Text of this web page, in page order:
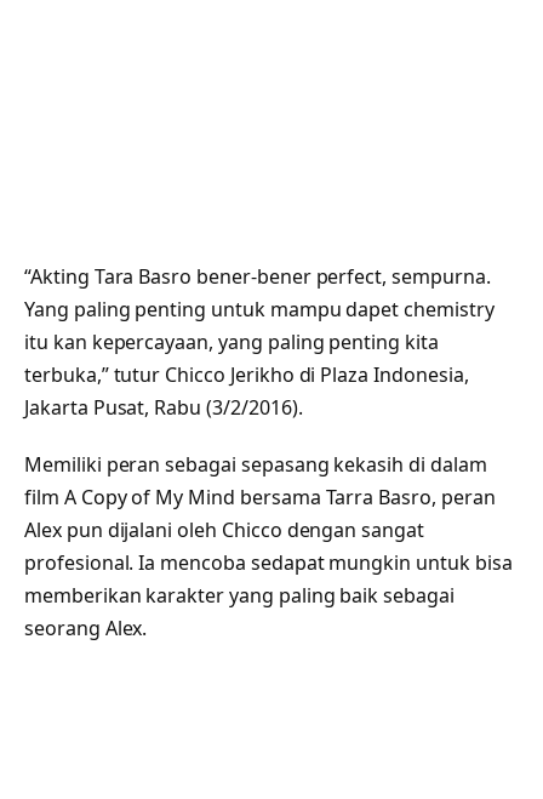
“Akting Tara Basro bener-bener perfect, sempurna.
Yang paling penting untuk mampu dapet chemistry
itu kan kepercayaan, yang paling penting kita
terbuka,” tutur Chicco Jerikho di Plaza Indonesia,
Jakarta Pusat, Rabu (3/2/2016).
Memiliki peran sebagai sepasang kekasih di dalam
film A Copy of My Mind bersama Tarra Basro, peran
Alex pun dijalani oleh Chicco dengan sangat
profesional. Ia mencoba sedapat mungkin untuk bisa
memberikan karakter yang paling baik sebagai
seorang Alex.